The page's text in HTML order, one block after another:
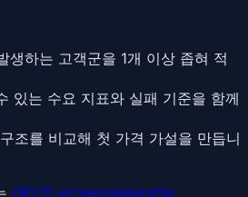
생하는 고객군을 1개 이상 좁혀 적
있는 수요 지표와 실패 기준을 함께
조를 비교해 첫 가격 가설을 만듭니
OECD entrepreneurship